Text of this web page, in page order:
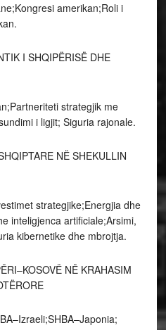
amerikan;Roli i
I SHQIPËRISË DHE
strategjik me
i ligjit; Siguria rajonale.
NË SHEKULLIN
strategjike;Energjia dhe
inteligjenca artificiale;Arsimi,
kibernetike dhe mbrojtja.
NË KRAHASIM